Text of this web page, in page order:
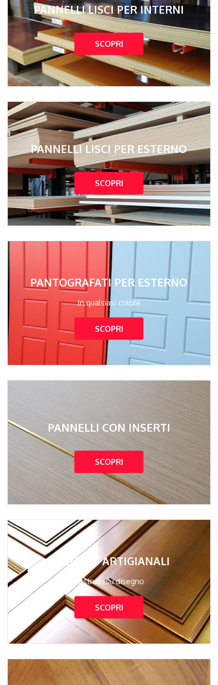
PANNELLI LISCI PER INTERNI
SCOPRI
PANNELLI LISCI PER ESTERNO
SCOPRI
PANTOGRAFATI PER ESTERNO
In qualsiasi colore
SCOPRI
PANNELLI CON INSERTI
SCOPRI
PANNELLI ARTIGIANALI
Costruiti su disegno
SCOPRI